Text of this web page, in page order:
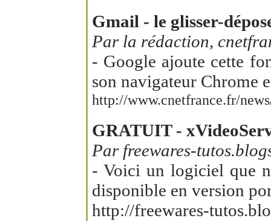
Gmail - le glisser-
Par la rédaction,
- Google ajoute cette
son navigateur Chrome
http://www.cnetfrance.fr/
GRATUIT -
Par freewares-
- Voici un logiciel que
disponible en version
http://freewares-